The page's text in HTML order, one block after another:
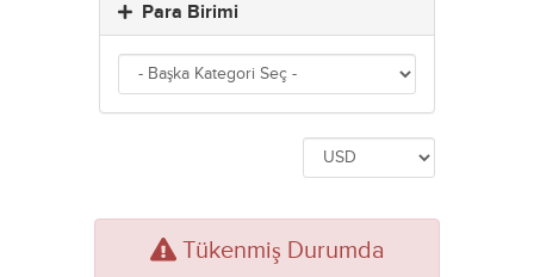
Para Birimi
Tükenmiş Durumda